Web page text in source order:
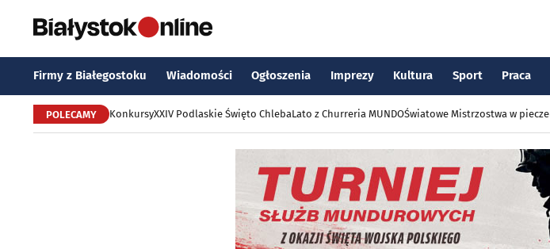
Firmy z Białegostoku Wiadomości Ogłoszenia Imprezy Kultura Sport Praca
POLECAMY KonkursyXXIV Podlaskie Święto ChlebaLato z Churreria MUNDOŚwiatowe Mistrzostwa w